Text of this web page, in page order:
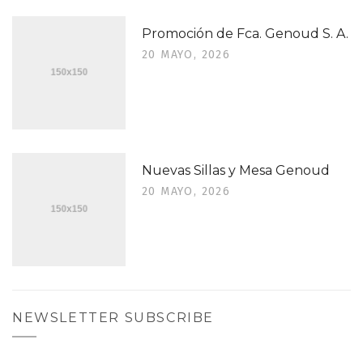
Promoción de Fca. Genoud S. A.
20 MAYO, 2026
Nuevas Sillas y Mesa Genoud
20 MAYO, 2026
NEWSLETTER SUBSCRIBE